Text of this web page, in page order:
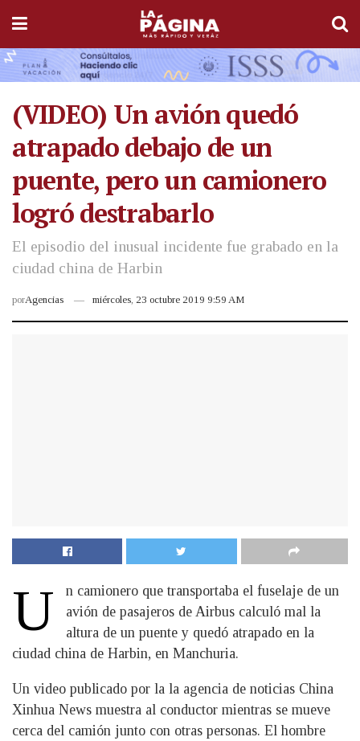
(VIDEO) Un avión quedó
atrapado debajo de un
puente, pero un camionero
logró destrabarlo
El episodio del inusual incidente fue grabado en la
ciudad china de Harbin
porAgencias miércoles, 23 octubre 2019 9:59 AM
U
n camionero que transportaba el fuselaje de un
avión de pasajeros de Airbus calculó mal la
altura de un puente y quedó atrapado en la
ciudad china de Harbin, en Manchuria.
Un video publicado por la la agencia de noticias China
Xinhua News muestra al conductor mientras se mueve
cerca del camión junto con otras personas. El hombre